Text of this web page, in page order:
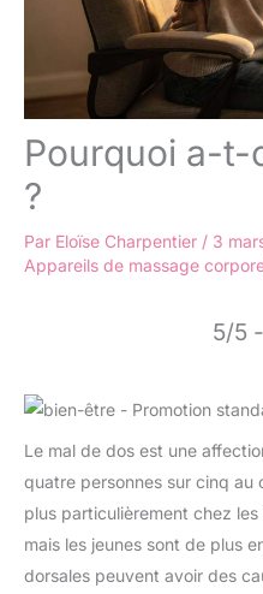
Pourquoi a-t-
?
Par Eloïse Charpentier / 3
Appareils de massage
5/5
Le mal de dos est une
quatre personnes sur cinq au
plus particulièrement chez
mais les jeunes sont de plus
dorsales peuvent avoir des